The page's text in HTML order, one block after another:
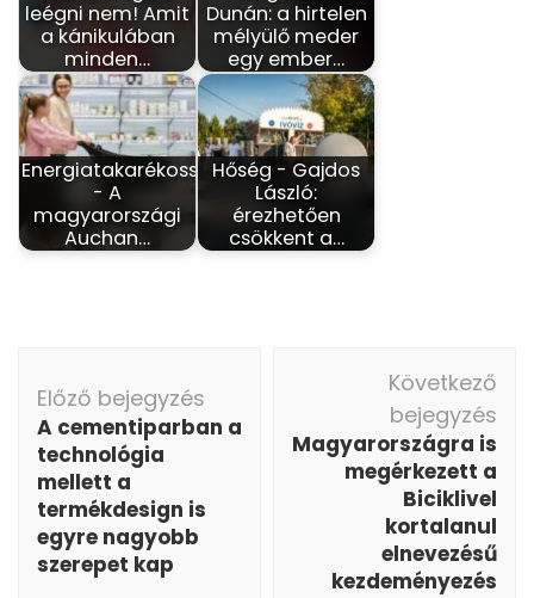
leégni nem! Amit
a kánikulában
minden…
Dunán: a hirtelen
mélyülő meder
egy ember…
Energiatakarékosság
- A
magyarországi
Auchan…
Hőség - Gajdos
László:
érezhetően
csökkent a…
navigáció
Előző bejegyzés
A cementiparban a
technológia
mellett a
termékdesign is
egyre nagyobb
szerepet kap
Következő
bejegyzés
Magyarországra is
megérkezett a
Biciklivel
kortalanul
elnevezésű
kezdeményezés